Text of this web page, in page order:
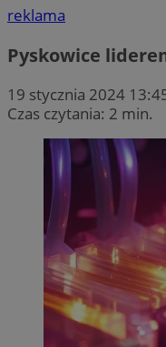
reklama
Pyskowice
19 stycznia 2024
Czas czytania: 2 min.